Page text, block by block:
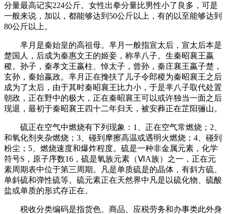
分量最高记实224公斤。女性出拳分量比男性小了良多，可是
一般来说，加以，都能够达到50公斤以上，有的以至能够达到
80公斤以上。
芈月是秦始皇的高祖母。芈月一般指宣太后，宣太后本是
楚国人，后成为秦惠文王的姬妾，称芈八子。生秦昭襄王嬴
稷。孙子，秦孝文王嬴柱、悼太子，曾孙，秦庄襄王嬴子楚，
玄孙，秦始嬴政。芈月正在搀扶了儿子令郎稷为秦昭襄王之后
成为了太后，由于其时秦昭襄王比力小，于是芈八子取代处置
朝政，正在野中的极大，正在秦昭襄王可以或许独当一面之后
现退，最初于秦昭襄王四十二年归天，被安葬正在芷阳骊山。
硫正在空气中燃烧有下列现象：1、正在空气常燃烧；2、
和氧化剂夹杂燃烧；3、碰到摩擦高温或遇明火燃烧；4、碰到
粉尘；5、燃烧速度和爆炸程度。硫是一种非金属元素，化学
符号S，原子序数16，硫是氧族元素（ⅥA族）之一，正在元
素周期表中位于第三周期。凡是单质硫是的晶体，有斜方硫、
单斜硫和弹性硫等。硫元素正在天然界中凡是以硫化物、硫酸
盐或单质的形式存正在。
税收分类编码是指货色、商品、应税劳务和办事类此外身